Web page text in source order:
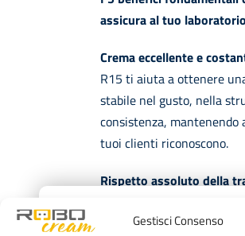
Gestisci Consenso
assicura al tuo
Crema eccellente e
R15 ti aiuta a ottenere
stabile nel gusto, nella
consistenza, mantenendo
tuoi clienti riconoscono.
Rispetto assoluto della
tecnologia ROBOcream
di lavorare: non cambia